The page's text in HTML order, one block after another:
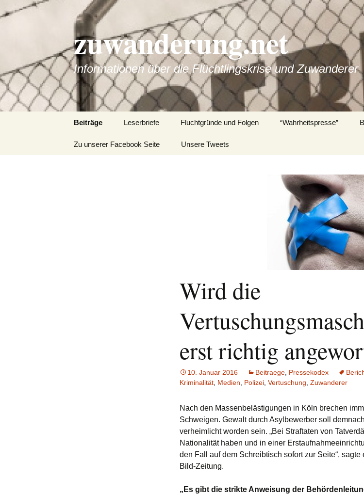
zuwanderung.net
Informationen über die Flüchtlingskrise und Zuwanderer
Inhalt
Beiträge Leserbriefe Fluchtgründe und Folgen “Wahrheitspresse”
Zu unserer Facebook Seite Unsere Tweets
Wird die
erst richtig
10. Januar 2016 Beitraege Pressekodex
Kriminalität Medien Polizei Vertuschung Zuwanderer
Nach den Massenbelästigungen in Köln brechen
Schweigen. Gewalt durch Asylbewerber soll
verheimlicht worden sein. „Bei Straftaten von
Nationalität haben und in einer
den Fall auf dem Schreibtisch sofort zur Seite“,
Bild-Zeitung.
„Es gibt die strikte Anweisung der